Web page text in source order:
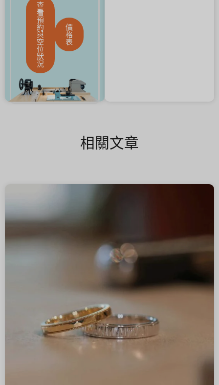
查
看
預
約
與
空
位
狀
況
價
格
表
相關文章